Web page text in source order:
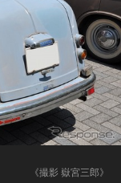
《撮影 嶽宮三郎》